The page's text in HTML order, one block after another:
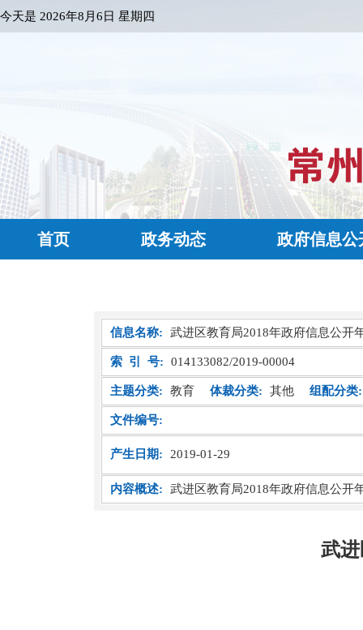
今天是 2026年8月6日 星期四
首页 政务动态 政府信息公
信息名称: 武进区教育局2018年政府信息公开
索 引 号: 014133082/2019-00004
主题分类: 教育 体裁分类: 其他 组配分类:
文件编号:
产生日期: 2019-01-29
内容概述: 武进区教育局2018年政府信息公开
武